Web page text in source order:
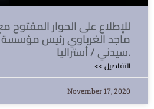
للإطلاع على الحوار المفتوح
ماجد الغرباوي رئيس مؤسسة
سيدني / أستراليا.
<< التفاصيل
November 17, 2020